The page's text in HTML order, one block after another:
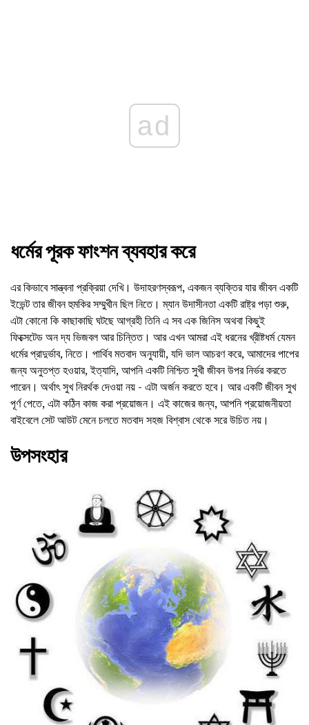
ad
ধর্মের পূরক ফাংশন ব্যবহার করে
এর কিভাবে সান্ত্বনা প্রক্রিয়া দেখি। উদাহরণস্বরূপ, একজন ব্যক্তির যার জীবন একটি
ইভেন্ট তার জীবন হুমকির সম্মুখীন ছিল নিতে। ম্যান উদাসীনতা একটি রাষ্ট্র পড়া শুরু,
এটা কোনো কি কাছাকাছি ঘটছে আগ্রহী তিনি এ সব এক জিনিস অথবা কিছুই
ফিক্সেটেড অন দ্য ভিজবল আর চিন্তিত। আর এখন আমরা এই ধরনের খ্রীষ্টধর্ম যেমন
ধর্মের প্রাদুর্ভাব, নিতে। পার্থিব মতবাদ অনুযায়ী, যদি ভাল আচরণ করে, আমাদের পাপের
জন্য অনুতপ্ত হওয়ার, ইত্যাদি, আপনি একটি নিশ্চিত সুখী জীবন উপর নির্ভর করতে
পারেন। অর্থাৎ সুখ নিরর্থক দেওয়া নয় - এটা অর্জন করতে হবে। আর একটি জীবন সুখ
পূর্ণ পেতে, এটা কঠিন কাজ করা প্রয়োজন। এই কাজের জন্য, আপনি প্রয়োজনীয়তা
বাইবেলে সেট আউট মেনে চলতে মতবাদ সহজ বিশ্বাস থেকে সরে উচিত নয়।
উপসংহার